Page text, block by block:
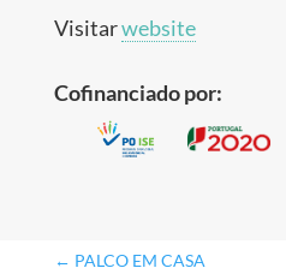
Visitarwebsite
Cofinanciado por:
← PALCO EM CASA